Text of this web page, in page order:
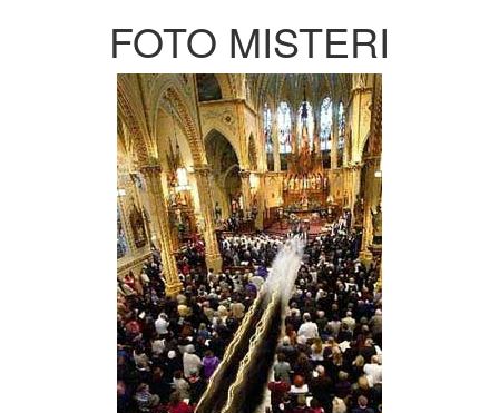
FOTO MISTERI